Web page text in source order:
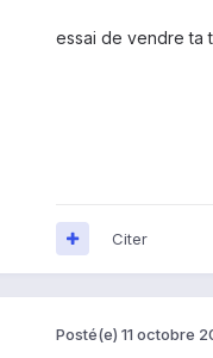
essai de vendre ta
Citer
Posté(e) 11 octobre